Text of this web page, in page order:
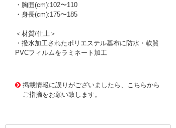
・胸囲(cm):102〜110
・身長(cm):175〜185
＜材質/仕上＞
・撥水加工されたポリエステル基布に防水・軟質
PVCフィルムをラミネート加工
掲載情報に誤りがございましたら、こちらから
ご指摘をお願い致します。